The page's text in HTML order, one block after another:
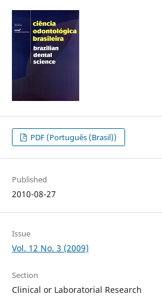
PDF (Português (Brasil))
Published
2010-08-27
Issue
Vol. 12 No. 3 (2009)
Section
Clinical or Laboratorial Research